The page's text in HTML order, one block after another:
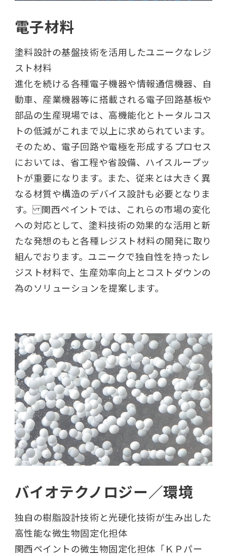
電子材料
塗料設計の基盤技術を活用したユニークなレジ
スト材料
進化を続ける各種電子機器や情報通信機器、自
動車、産業機器等に搭載される電子回路基板や
部品の生産現場では、高機能化とトータルコス
トの低減がこれまで以上に求められています。
そのため、電子回路や電極を形成するプロセス
においては、省工程や省設備、ハイスループッ
トが重要になります。また、従来とは大きく異
なる材質や構造のデバイス設計も必要となりま
す。 関西ペイントでは、これらの市場の変化
への対応として、塗料技術の効果的な活用と新
たな発想のもと各種レジスト材料の開発に取り
組んでおります。ユニークで独自性を持ったレ
ジスト材料で、生産効率向上とコストダウンの
為のソリューションを提案します。
バイオテクノロジー／環境
独自の樹脂設計技術と光硬化技術が生み出した
高性能な微生物固定化担体
関西ペイントの微生物固定化担体「ＫＰパー